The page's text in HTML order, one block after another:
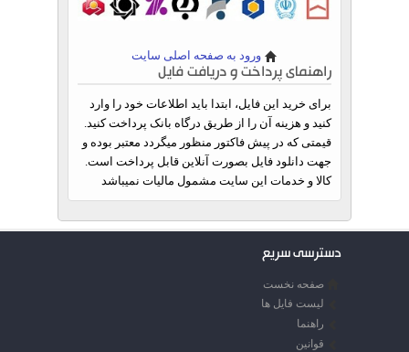
ورود به صفحه اصلی سایت
راهنمای پرداخت و دریافت فایل
برای خرید این فایل، ابتدا باید اطلاعات خود را وارد
کنید و هزینه آن را از طریق درگاه بانک پرداخت کنید.
قیمتی که در پیش فاکتور منظور میگردد معتبر بوده و
جهت دانلود فایل بصورت آنلاین قابل پرداخت است.
کالا و خدمات این سایت مشمول مالیات نمیباشد
دسترسی سریع
صفحه نخست
لیست فایل ها
راهنما
قوانین